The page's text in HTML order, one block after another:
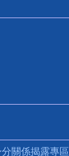
關係揭露專區